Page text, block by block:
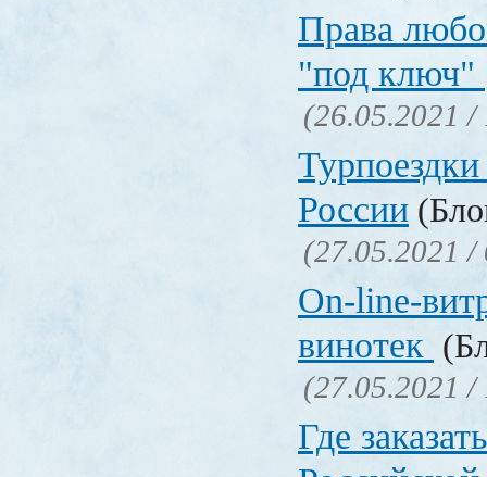
Права
"под ключ"
(26.05.2021 /
России
(27.05.2021 /
On-line-
винотек
(27.05.2021 /
Где